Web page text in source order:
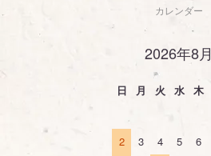
カレンダー
2026年8月
日 月 火 水 木
2
3 4 5 6